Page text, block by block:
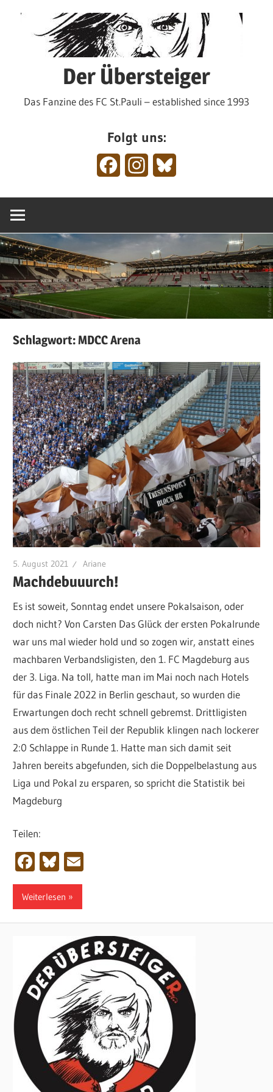
Der Übersteiger
Das Fanzine des FC St.Pauli – established since 1993
Folgt uns:
FacebookInstagram
Schlagwort:MDCC Arena
5. August 2021 Ariane
Machdebuuurch!
Es ist soweit, Sonntag endet unsere Pokalsaison, oder
doch nicht? Von Carsten Das Glück der ersten Pokalrunde
war uns mal wieder hold und so zogen wir, anstatt eines
machbaren Verbandsligisten, den 1. FC Magdeburg aus
der 3. Liga. Na toll, hatte man im Mai noch nach Hotels
für das Finale 2022 in Berlin geschaut, so wurden die
Erwartungen doch recht schnell gebremst. Drittligisten
aus dem östlichen Teil der Republik klingen nach lockerer
2:0 Schlappe in Runde 1. Hatte man sich damit seit
Jahren bereits abgefunden, sich die Doppelbelastung aus
Liga und Pokal zu ersparen, so spricht die Statistik bei
Magdeburg
Teilen:
Facebook
Bluesky
Weiterlesen